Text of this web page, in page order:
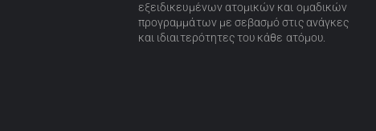
εξειδικευμένων ατομικών και ομαδικών
προγραμμάτων με σεβασμό στις ανάγκες
και ιδιαιτερότητες του κάθε ατόμου.